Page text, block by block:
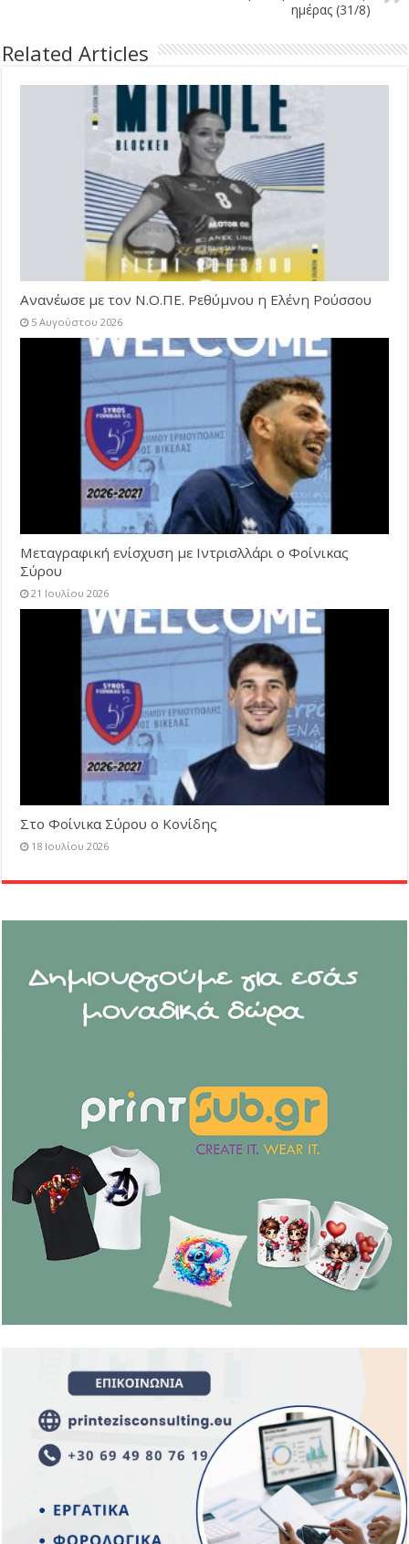
ημέρας (31/8)
Related Articles
Ανανέωσε με τον Ν.Ο.ΠΕ. Ρεθύμνου η Ελένη Ρούσσου
5 Αυγούστου 2026
Μεταγραφική ενίσχυση με Ιντρισλλάρι ο Φοίνικας
Σύρου
21 Ιουλίου 2026
Στο Φοίνικα Σύρου ο Κονίδης
18 Ιουλίου 2026